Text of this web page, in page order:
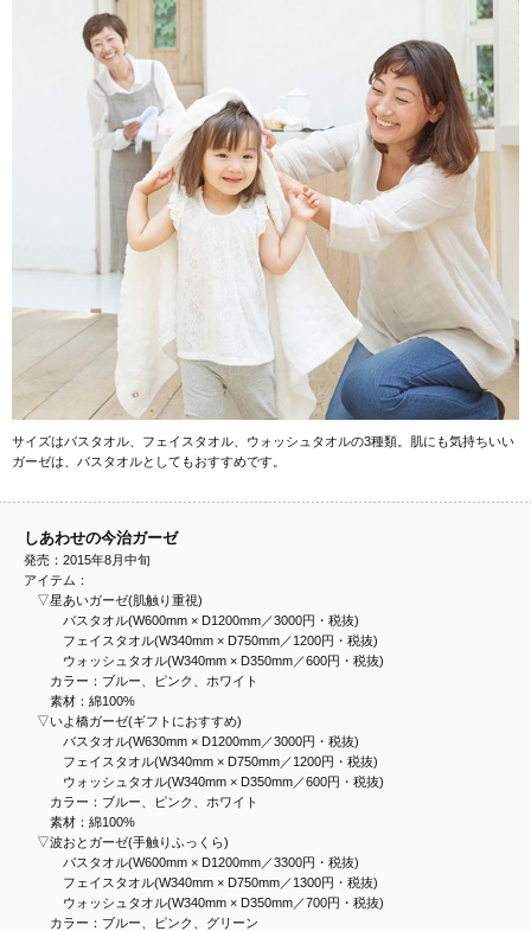
サイズはバスタオル、フェイスタオル、ウォッシュタオルの3種類。肌にも気持ちいい
ガーゼは、バスタオルとしてもおすすめです。
しあわせの今治ガーゼ
発売：2015年8月中旬
アイテム：
▽星あいガーゼ(肌触り重視)
バスタオル(W600mm × D1200mm／3000円・税抜)
フェイスタオル(W340mm × D750mm／1200円・税抜)
ウォッシュタオル(W340mm × D350mm／600円・税抜)
カラー：ブルー、ピンク、ホワイト
素材：綿100%
▽いよ橋ガーゼ(ギフトにおすすめ)
バスタオル(W630mm × D1200mm／3000円・税抜)
フェイスタオル(W340mm × D750mm／1200円・税抜)
ウォッシュタオル(W340mm × D350mm／600円・税抜)
カラー：ブルー、ピンク、ホワイト
素材：綿100%
▽波おとガーゼ(手触りふっくら)
バスタオル(W600mm × D1200mm／3300円・税抜)
フェイスタオル(W340mm × D750mm／1300円・税抜)
ウォッシュタオル(W340mm × D350mm／700円・税抜)
カラー：ブルー、ピンク、グリーン